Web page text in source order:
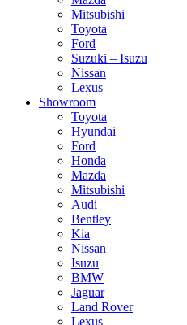
Mitsubishi
Toyota
Ford
Suzuki – Isuzu
Nissan
Lexus
Showroom
Toyota
Hyundai
Ford
Honda
Mazda
Mitsubishi
Audi
Bentley
Kia
Nissan
Isuzu
BMW
Jaguar
Land Rover
Lexus